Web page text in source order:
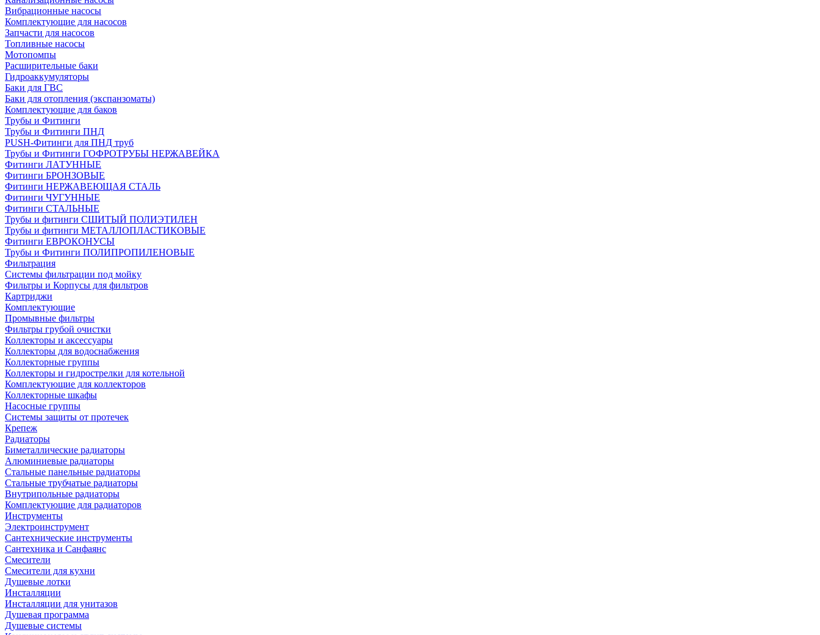
Вибрационные насосы
Комплектующие для насосов
Запчасти для насосов
Топливные насосы
Мотопомпы
Расширительные баки
Гидроаккумуляторы
Баки для ГВС
Баки для отопления (экспанзоматы)
Комплектующие для баков
Трубы и Фитинги
Трубы и Фитинги ПНД
PUSH-Фитинги для ПНД труб
Трубы и Фитинги ГОФРОТРУБЫ НЕРЖАВЕЙКА
Фитинги ЛАТУННЫЕ
Фитинги БРОНЗОВЫЕ
Фитинги НЕРЖАВЕЮЩАЯ СТАЛЬ
Фитинги ЧУГУННЫЕ
Фитинги СТАЛЬНЫЕ
Трубы и фитинги СШИТЫЙ ПОЛИЭТИЛЕН
Трубы и фитинги МЕТАЛЛОПЛАСТИКОВЫЕ
Фитинги ЕВРОКОНУСЫ
Трубы и Фитинги ПОЛИПРОПИЛЕНОВЫЕ
Фильтрация
Системы фильтрации под мойку
Фильтры и Корпусы для фильтров
Картриджи
Комплектующие
Промывные фильтры
Фильтры грубой очистки
Коллекторы и аксессуары
Коллекторы для водоснабжения
Коллекторные группы
Коллекторы и гидрострелки для котельной
Комплектующие для коллекторов
Коллекторные шкафы
Насосные группы
Системы защиты от протечек
Крепеж
Радиаторы
Биметаллические радиаторы
Алюминиевые радиаторы
Стальные панельные радиаторы
Стальные трубчатые радиаторы
Внутрипольные радиаторы
Комплектующие для радиаторов
Инструменты
Электроинструмент
Сантехнические инструменты
Сантехника и Санфаянс
Смесители
Смесители для кухни
Душевые лотки
Инсталляции
Инсталляции для унитазов
Душевая программа
Душевые системы